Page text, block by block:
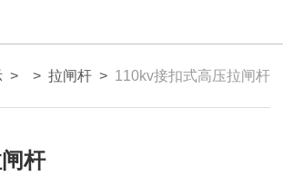
> > 拉闸杆 > 110kv接扣式高压拉闸杆
杆